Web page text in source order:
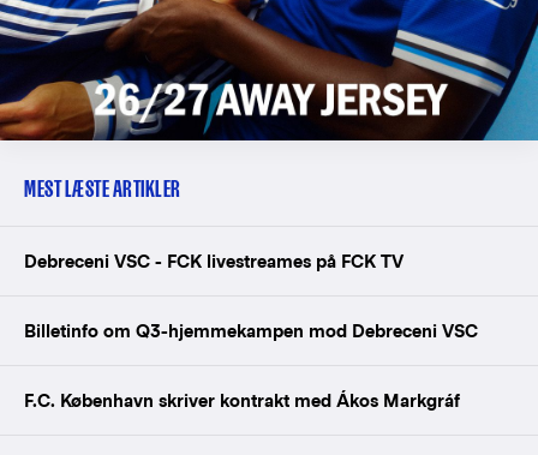
MEST LÆSTE ARTIKLER
Debreceni VSC - FCK livestreames på FCK TV
Billetinfo om Q3-hjemmekampen mod Debreceni VSC
F.C. København skriver kontrakt med Ákos Markgráf